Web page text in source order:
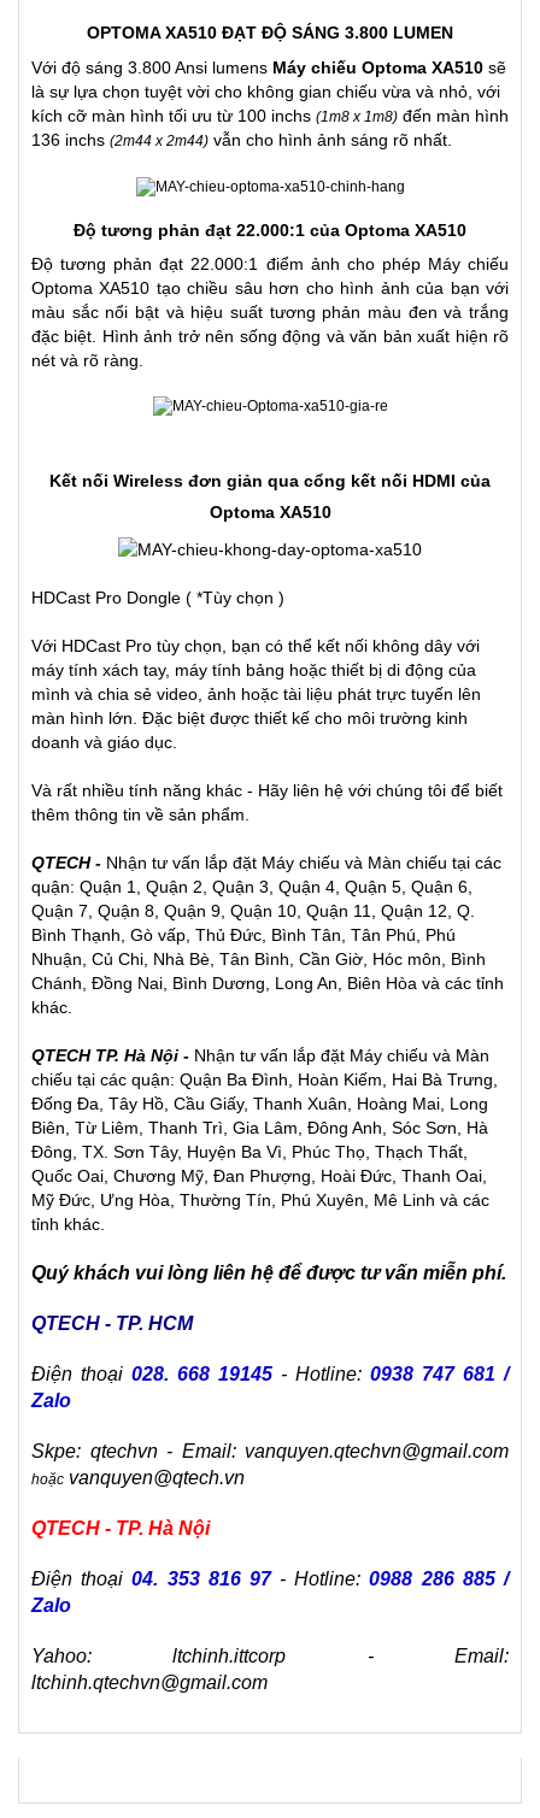
OPTOMA XA510 ĐẠT ĐỘ SÁNG 3.800 LUMEN
Với độ sáng 3.800 Ansi lumens Máy chiếu Optoma XA510 sẽ
là sự lựa chọn tuyệt vời cho không gian chiếu vừa và nhỏ, với
kích cỡ màn hình tối ưu từ 100 inchs (1m8 x 1m8) đến màn hình
136 inchs (2m44 x 2m44) vẫn cho hình ảnh sáng rõ nhất.
Độ tương phản đạt 22.000:1 của Optoma XA510
Độ tương phản đạt 22.000:1 điểm ảnh cho phép Máy chiếu
OptomaXA510 tạo chiều sâu hơn cho hình ảnh của bạn với
màu sắc nổi bật và hiệu suất tương phản màu đen và trắng
đặc biệt. Hình ảnh trở nên sống động và văn bản xuất hiện rõ
nét và rõ ràng.
Kết nối Wireless đơn giản qua cổng kết nối HDMI của
Optoma XA510
HDCast Pro Dongle ( *Tùy chọn )
Với HDCast Pro tùy chọn, bạn có thể kết nối không dây với
máy tính xách tay, máy tính bảng hoặc thiết bị di động của
mình và chia sẻ video, ảnh hoặc tài liệu phát trực tuyến lên
màn hình lớn. Đặc biệt được thiết kế cho môi trường kinh
doanh và giáo dục.
Và rất nhiều tính năng khác - Hãy liên hệ với chúng tôi để biết
thêm thông tin về sản phẩm.
QTECH - Nhận tư vấn lắp đặt Máy chiếu và Màn chiếu tại các
quận: Quận 1, Quận 2, Quận 3, Quận 4, Quận 5, Quận 6,
Quận 7, Quận 8, Quận 9, Quận 10, Quận 11, Quận 12, Q.
Bình Thạnh, Gò vấp, Thủ Đức, Bình Tân, Tân Phú, Phú
Nhuận, Củ Chi, Nhà Bè, Tân Bình, Cần Giờ, Hóc môn, Bình
Chánh, Đồng Nai, Bình Dương, Long An, Biên Hòa và các tỉnh
khác.
QTECH TP. Hà Nội - Nhận tư vấn lắp đặt Máy chiếu và Màn
chiếu tại các quận: Quận Ba Đình, Hoàn Kiếm, Hai Bà Trưng,
Đống Đa, Tây Hồ, Cầu Giấy, Thanh Xuân, Hoàng Mai, Long
Biên, Từ Liêm, Thanh Trì, Gia Lâm, Đông Anh, Sóc Sơn, Hà
Đông, TX. Sơn Tây, Huyện Ba Vì, Phúc Thọ, Thạch Thất,
Quốc Oai, Chương Mỹ, Đan Phượng, Hoài Đức, Thanh Oai,
Mỹ Đức, Ưng Hòa, Thường Tín, Phú Xuyên, Mê Linh và các
tỉnh khác.
Quý khách vui lòng liên hệ để được tư vấn miễn phí.
QTECH - TP. HCM
Điện thoại 028. 668 19145 - Hotline: 0938 747 681 /
Zalo
Skpe: qtechvn - Email: vanquyen.qtechvn@gmail.com
hoặc vanquyen@qtech.vn
QTECH - TP. Hà Nội
Điện thoại04. 353 816 97- Hotline:0988 286 885 /
Zalo
Yahoo: ltchinh.ittcorp - Email:
ltchinh.qtechvn@gmail.com